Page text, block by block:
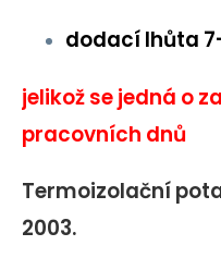
dodací lhůta
jelikož se jedná o
pracovních dnů
Termoizolační
2003.